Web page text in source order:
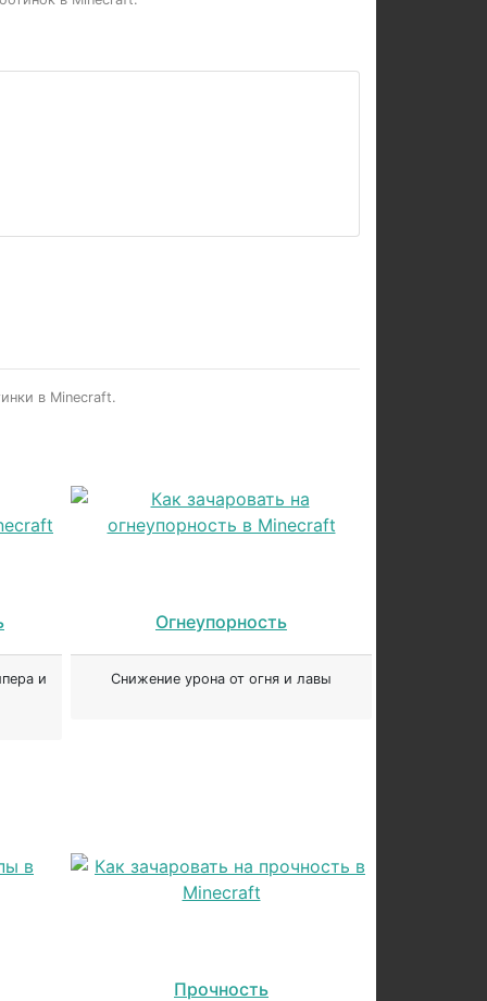
в Minecraft.
и
Огнеупорность
Снижение урона от огня и лавы
Прочность